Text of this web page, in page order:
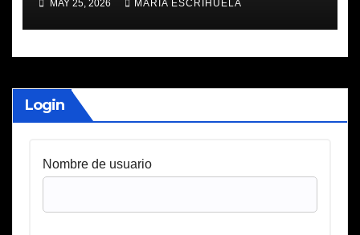
MAY 25, 2026 MARIA ESCRIHUELA
Login
Nombre de usuario